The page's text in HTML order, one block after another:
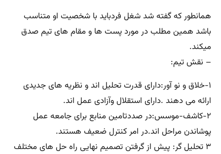
همانطور که گفته شد شغل فردباید با شخصیت او متناسب
باشد همین مطلب در مورد پست ها و مقام های تیم صدق
میکند.
– نقش تیم:
۱-خلاق و نو آور:دارای قدرت تحلیل اند و نظریه های جدیدی
ارائه می دهند .دارای استقلال وآزادی عمل اند.
۲-کاشف-موسس:در صددتامین منابع برای جامعه عمل
پوشاندن مراحل اند.در امر کنترل ضعیف هستند.
۳ تحلیل گر: پیش از گرفتن تصمیم نهایی راه حل های مختلف